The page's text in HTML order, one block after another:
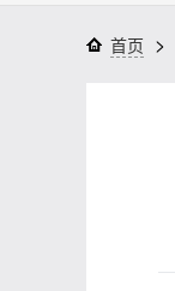
首页 >